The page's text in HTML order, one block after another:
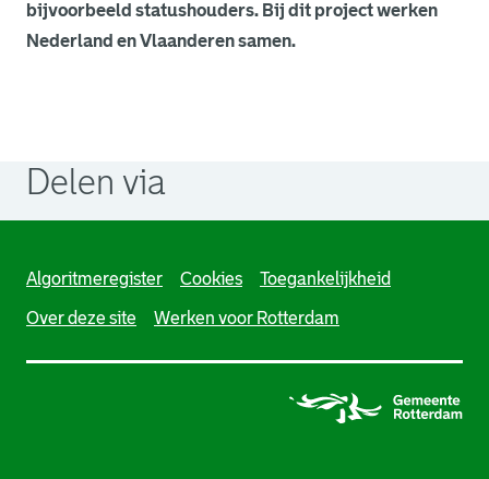
bijvoorbeeld statushouders. Bij dit project werken
Nederland en Vlaanderen samen.
Delen via
Algoritmeregister Cookies Toegankelijkheid
Over deze site Werken voor Rotterdam